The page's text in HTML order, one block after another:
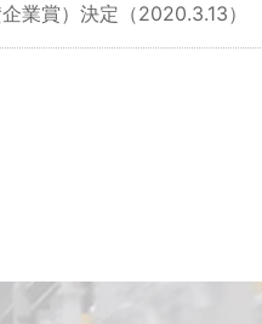
業賞）決定（2020.3.13）